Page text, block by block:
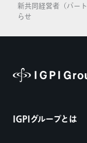
新共同経営者（パー
らせ
IGPIグループとは